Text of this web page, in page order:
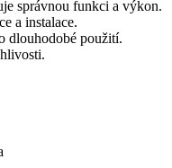
správnou funkci a výkon.
a instalace.
dlouhodobé použití.